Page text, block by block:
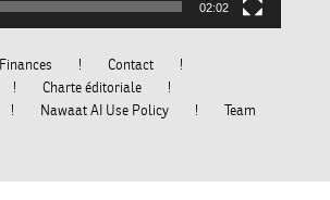
02:02
Finances
Contact
Charte éditoriale
Nawaat AI Use Policy Team